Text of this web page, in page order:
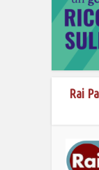
Rai